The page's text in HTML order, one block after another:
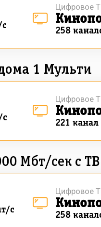
258
Цифровое
1 Мульти
221 канал
Цифровое
Мбт/сек с ТВ
с
258
Цифровое